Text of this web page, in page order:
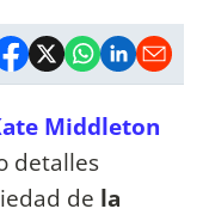
Middleton
detalles
de la